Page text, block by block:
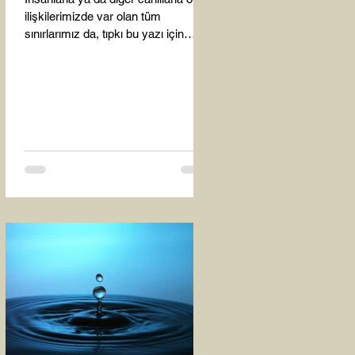
ilişkilerimizde var olan tüm
sınırlarımız da, tıpkı bu yazı için